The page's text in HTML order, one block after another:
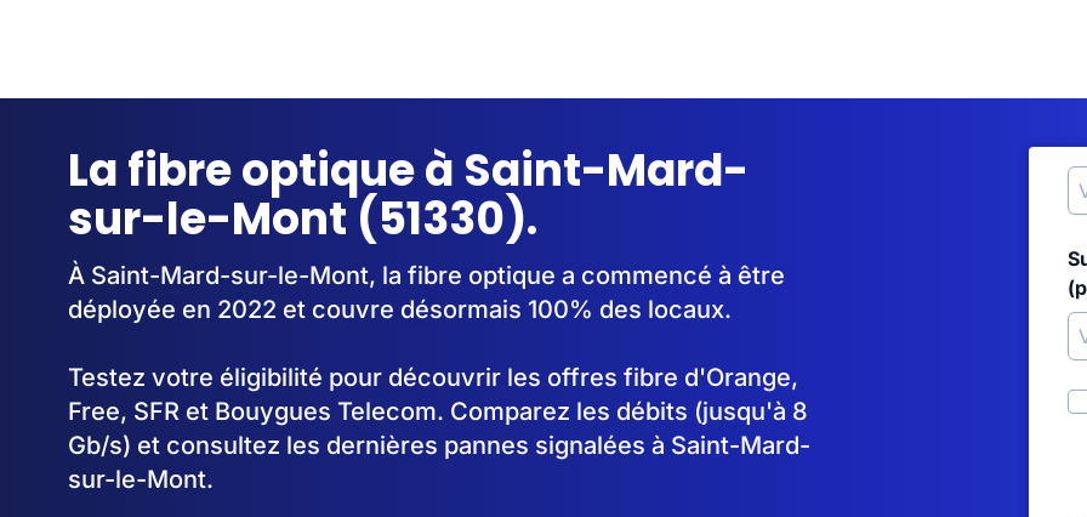
La fibre optique à Saint-Mard-
sur-le-Mont (51330).
À Saint-Mard-sur-le-Mont, la fibre optique a commencé à être
déployée en 2022 et couvre désormais 100% des locaux.
Testez votre éligibilité pour découvrir les offres fibre d'Orange,
Free, SFR et Bouygues Telecom. Comparez les débits (jusqu'à 8
Gb/s) et consultez les dernières pannes signalées à Saint-Mard-
sur-le-Mont.